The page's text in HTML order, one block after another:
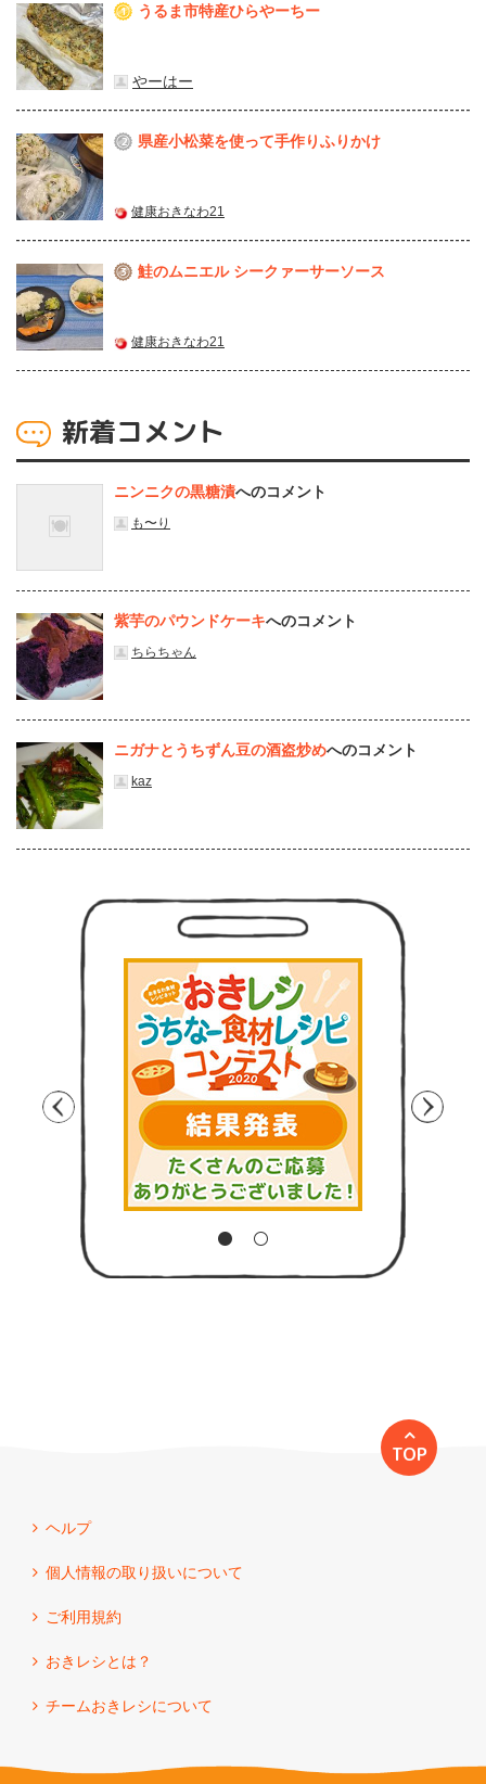
1 うるま市特産ひらやーちー
やーはー
2 県産⼩松菜を使って⼿作りふりかけ
健康おきなわ21
3 鮭のムニエル シークァーサーソース
健康おきなわ21
新着コメント
ニンニクの黒糖漬へのコメント
も〜り
紫芋のパウンドケーキへのコメント
ちらちゃん
ニガナとうちずん豆の酒盗炒めへのコメント
kaz
TOP
ヘルプ
個人情報の取り扱いについて
ご利用規約
おきレシとは？
チームおきレシについて